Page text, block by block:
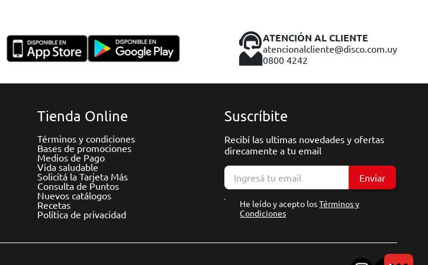
ATENCIÓN AL CLIENTE
atencionalcliente@disco.com.uy
0800 4242
Tienda Online
Términos y condiciones
Bases de promociones
Medios de Pago
Vida saludable
Solicitá la Tarjeta Más
Consulta de Puntos
Nuevos catálogos
Recetas
Política de privacidad
Suscríbite
Recibí las ultimas novedades y ofertas
direcamente a tu email
Enviar
He leído y acepto losTérminos y
Condiciones